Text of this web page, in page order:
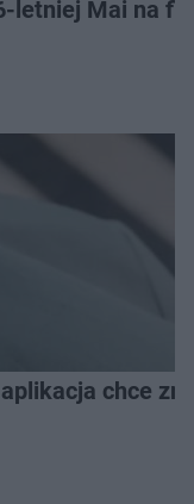
letniej Mai na
chce